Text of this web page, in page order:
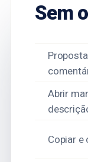
Sem
Abrir
Copiar e